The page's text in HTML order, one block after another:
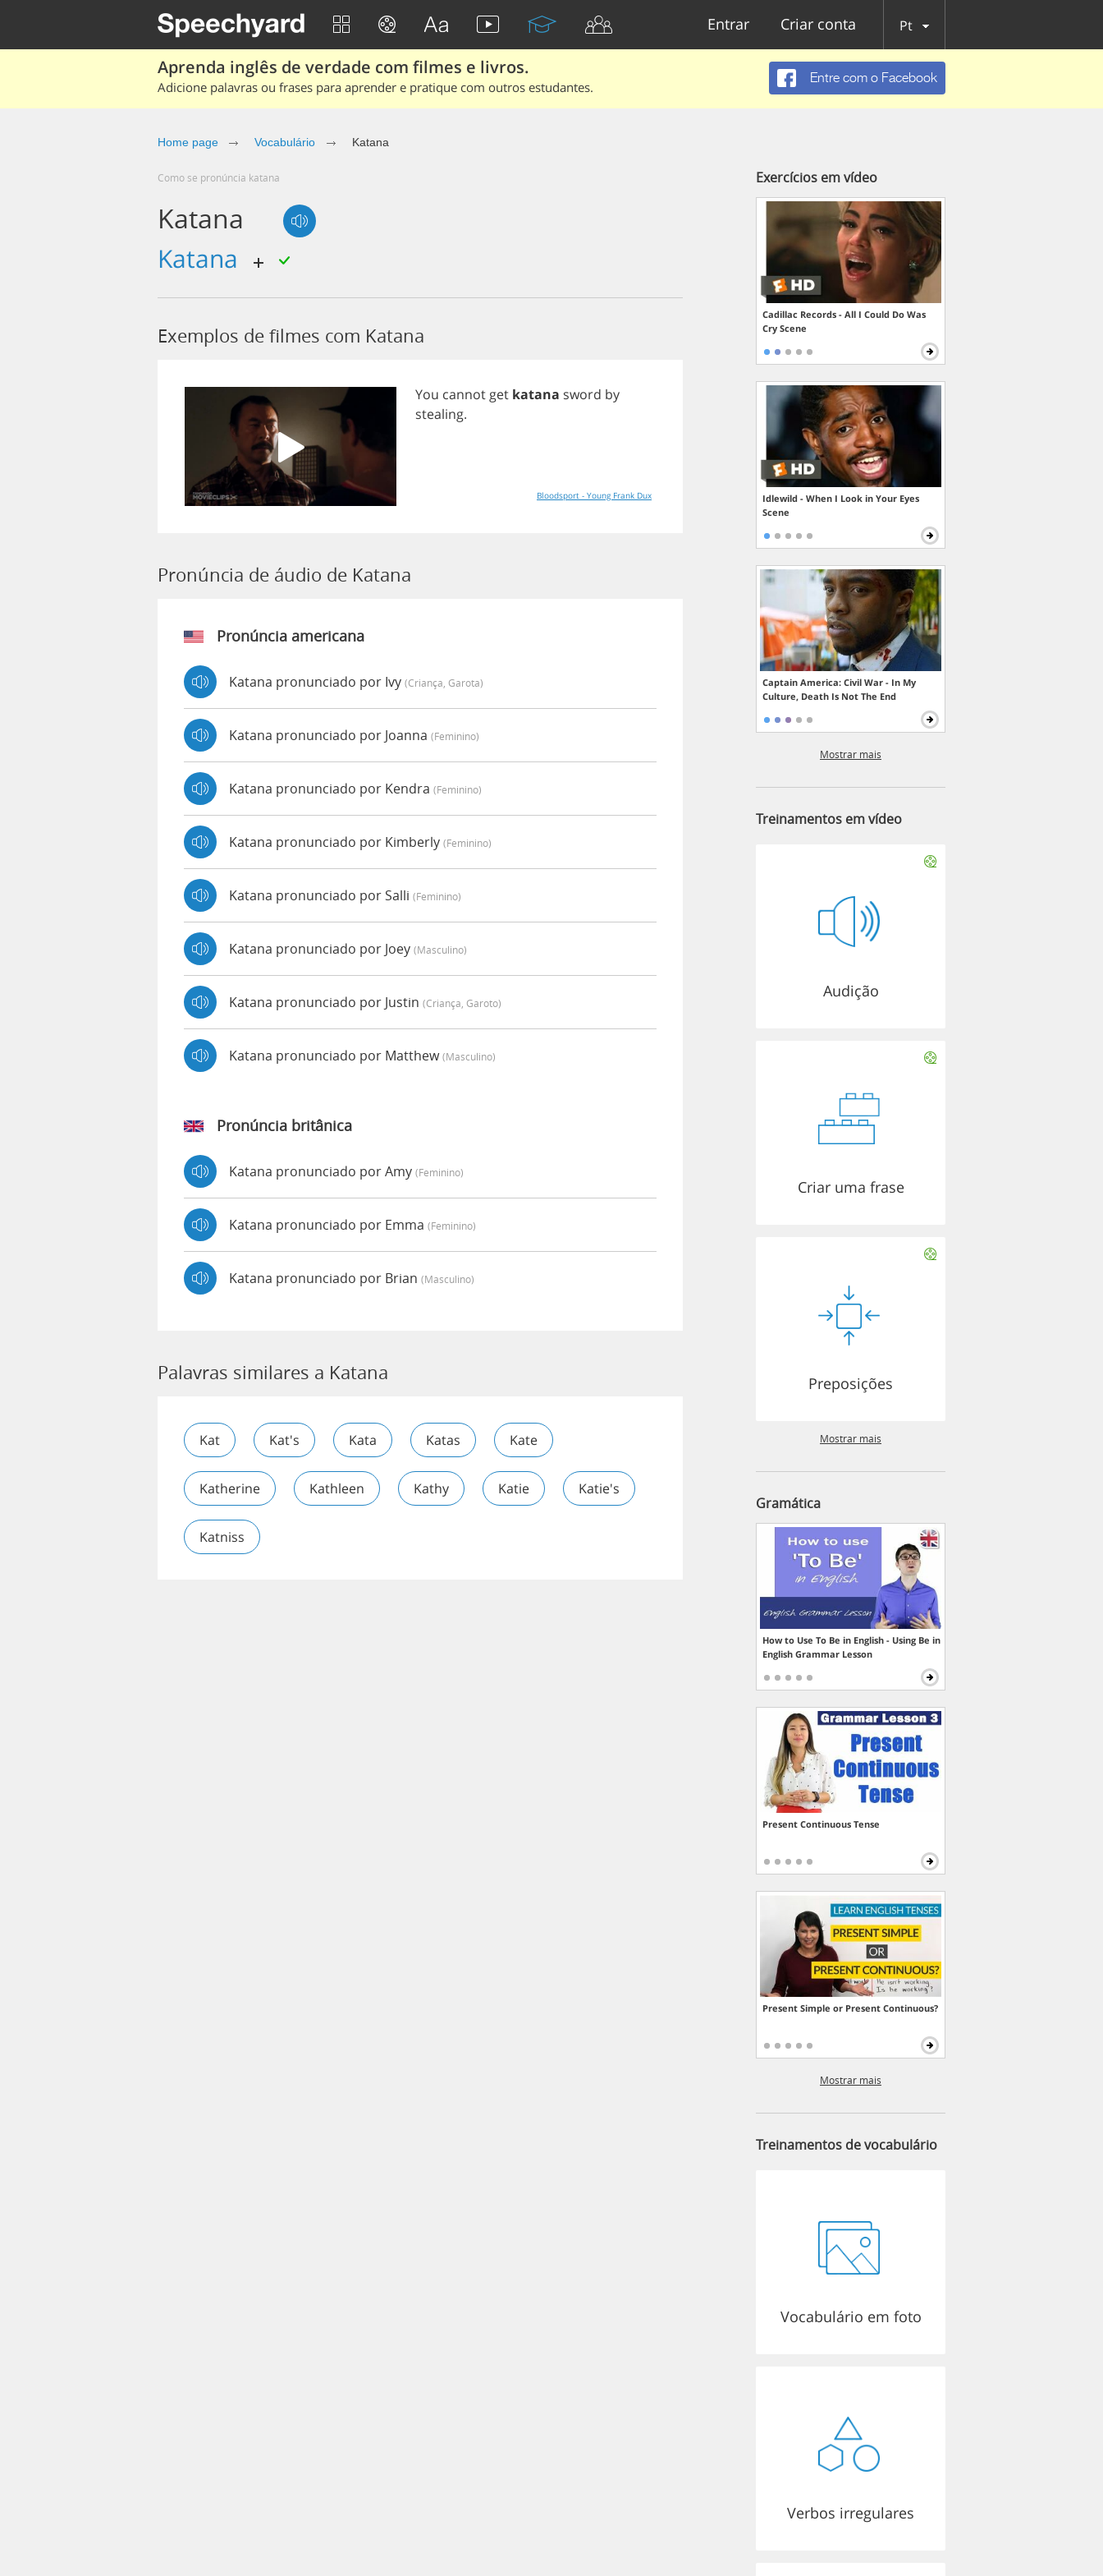
Entrar Criar conta Pt
Aprenda inglês de verdade com filmes e livros.
Adicione palavras ou frases para aprender e pratique com outros estudantes.
Entre com o Facebook
Home page Vocabulário Katana
Como se pronúncia katana
Katana
katana
Exemplos de filmes com Katana
You cannot get katana sword by
stealing.
Bloodsport - Young Frank Dux
Pronúncia de áudio de Katana
Pronúncia americana
Katana pronunciado por Ivy (criança, Garota)
Katana pronunciado por Joanna (feminino)
Katana pronunciado por Kendra (feminino)
Katana pronunciado por Kimberly (feminino)
Katana pronunciado por Salli (feminino)
Katana pronunciado por Joey (masculino)
Katana pronunciado por Justin (criança, Garoto)
Katana pronunciado por Matthew(masculino)
Pronúncia britânica
Katana pronunciado por Amy (feminino)
Katana pronunciado por Emma (feminino)
Katana pronunciado por Brian (masculino)
Palavras similares a Katana
Kat Kat's Kata Katas Kate
Katherine Kathleen Kathy Katie Katie's
Katniss
Exercícios em vídeo
Cadillac Records - All I Could Do Was
Cry Scene
Idlewild - When I Look in Your Eyes
Scene
Captain America: Civil War - In My
Culture, Death Is Not The End
Mostrar mais
Treinamentos em vídeo
Audição
Criar uma frase
Preposições
Mostrar mais
Gramática
How to Use To Be in English - Using Be in
English Grammar Lesson
Present Continuous Tense
Present Simple or Present Continuous?
Mostrar mais
Treinamentos de vocabulário
Vocabulário em foto
Verbos irregulares